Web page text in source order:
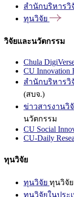
สำนักบริหารวิ
ทุนวิจัย
วิจัยและนวัตกรรม
Chula
CU Innovation
สำนักบริหารวิ
(สบจ.)
ข่าวสารงานวิ
นวัตกรรม
CU Social
CU-Daily
ทุนวิจัย
ทุนวิจัย ทุนวิจัย
ทุนวิจัยในประ